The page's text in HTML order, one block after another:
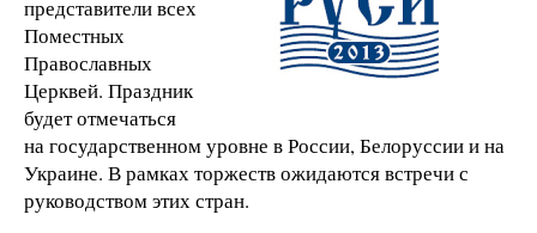
представители всех
Поместных
Православных
Церквей. Праздник
будет отмечаться
на государственном уровне в России, Белоруссии и на
Украине. В рамках торжеств ожидаются встречи с
руководством этих стран.